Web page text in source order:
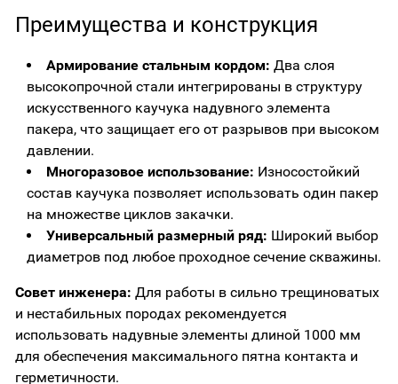
Преимущества и конструкция
Армирование стальным кордом: Два слоя
высокопрочной стали интегрированы в структуру
искусственного каучука надувного элемента
пакера, что защищает его от разрывов при высоком
давлении.
Многоразовое использование: Износостойкий
состав каучука позволяет использовать один пакер
на множестве циклов закачки.
Универсальный размерный ряд: Широкий выбор
диаметров под любое проходное сечение скважины.
Совет инженера: Для работы в сильно трещиноватых
и нестабильных породах рекомендуется
использовать надувные элементы длиной 1000 мм
для обеспечения максимального пятна контакта и
герметичности.